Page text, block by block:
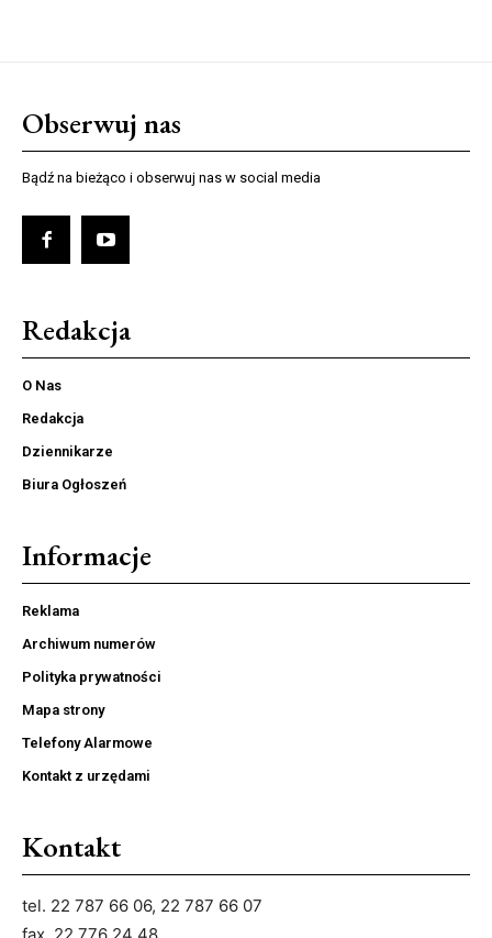
Obserwuj nas
Bądź na bieżąco i obserwuj nas w social media
Redakcja
O Nas
Redakcja
Dziennikarze
Biura Ogłoszeń
Informacje
Reklama
Archiwum numerów
Polityka prywatności
Mapa strony
Telefony Alarmowe
Kontakt z urzędami
Kontakt
tel. 22 787 66 06, 22 787 66 07